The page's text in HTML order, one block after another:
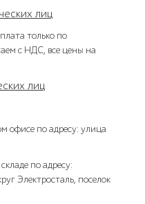
лиц
только по
с НДС, все цены на
лиц
офисе по адресу: улица
по адресу:
Электросталь, поселок